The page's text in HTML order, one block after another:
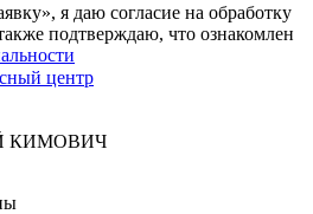
я даю согласие на обработку
подтверждаю, что ознакомлен
центр
КИМОВИЧ